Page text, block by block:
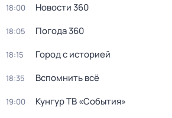
18:00 Новости 360
18:05 Погода 360
18:15 Город с историей
18:35 Вспомнить всё
19:00 Кунгур ТВ «События»